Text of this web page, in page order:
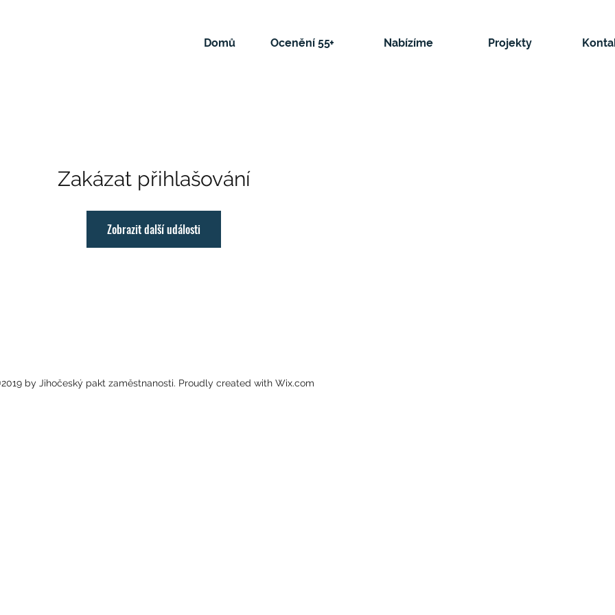
Domů Ocenění 55+ Nabízíme Projekty
Zakázat přihlašování
Zobrazit další události
by Jihočeský pakt zaměstnanosti. Proudly created with Wix.com